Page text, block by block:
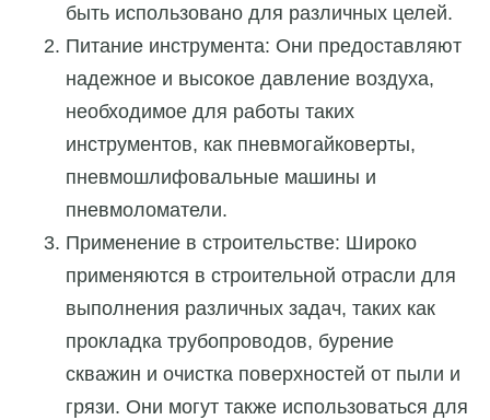
быть использовано для различных целей.
Питание инструмента: Они предоставляют
надежное и высокое давление воздуха,
необходимое для работы таких
инструментов, как пневмогайковерты,
пневмошлифовальные машины и
пневмоломатели.
Применение в строительстве: Широко
применяются в строительной отрасли для
выполнения различных задач, таких как
прокладка трубопроводов, бурение
скважин и очистка поверхностей от пыли и
грязи. Они могут также использоваться для